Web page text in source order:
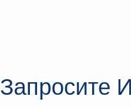
Запросите